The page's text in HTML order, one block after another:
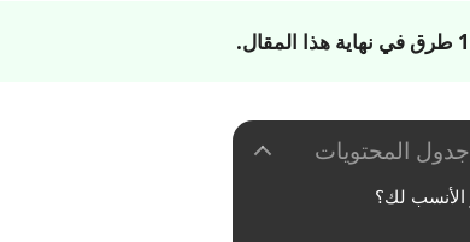
في نهاية هذا المقال.
جدول المحتويات